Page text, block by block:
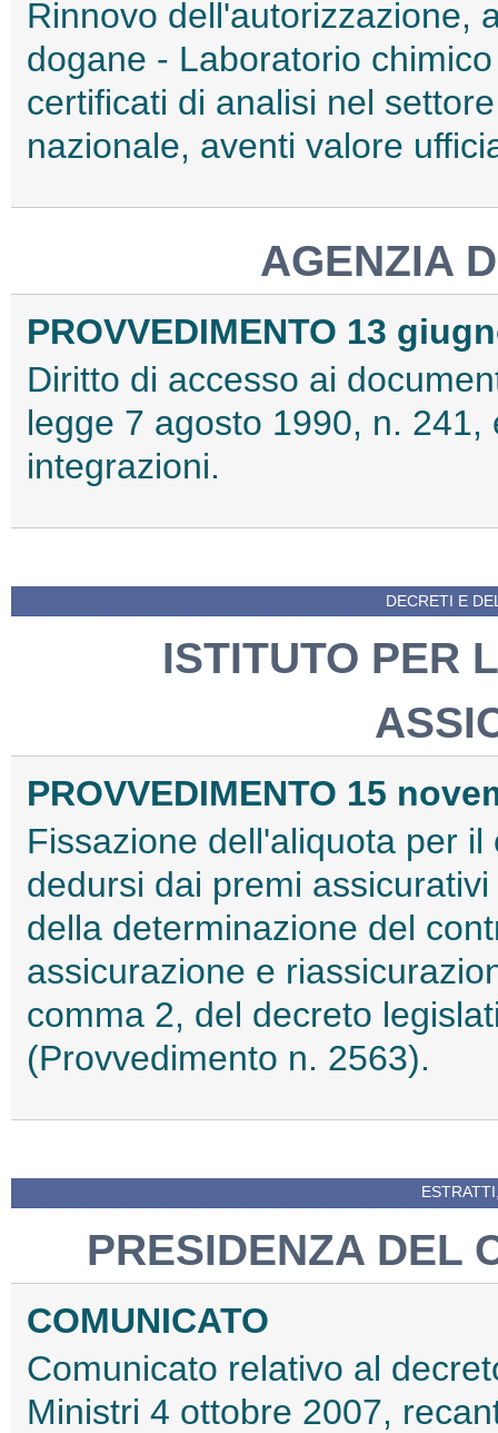
Rinnovo dell'autorizzazione,
dogane - Laboratorio
certificati di analisi nel
nazionale, aventi valore
AGENZIA
PROVVEDIMENTO 13
Diritto di accesso ai
legge 7 agosto 1990, n.
integrazioni.
DECRETI E
ISTITUTO PER
PROVVEDIMENTO 15
Fissazione dell'aliquota per
dedursi dai premi
della determinazione del
assicurazione e
comma 2, del decreto
(Provvedimento n. 2563).
PRESIDENZA DEL
COMUNICATO
Comunicato relativo al
Ministri 4 ottobre 2007,